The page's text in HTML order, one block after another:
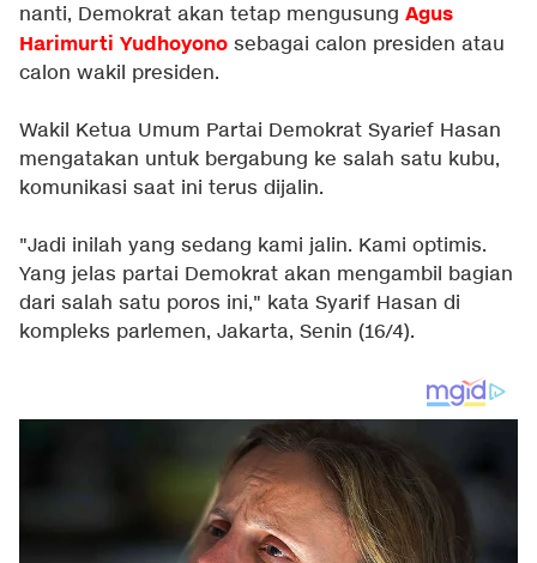
nanti, Demokrat akan tetap mengusung Agus
Harimurti Yudhoyono sebagai calon presiden atau
calon wakil presiden.
Wakil Ketua Umum Partai Demokrat Syarief Hasan
mengatakan untuk bergabung ke salah satu kubu,
komunikasi saat ini terus dijalin.
"Jadi inilah yang sedang kami jalin. Kami optimis.
Yang jelas partai Demokrat akan mengambil bagian
dari salah satu poros ini," kata Syarif Hasan di
kompleks parlemen, Jakarta, Senin (16/4).